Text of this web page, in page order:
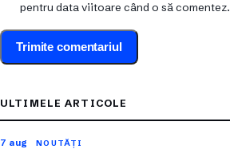
pentru data viitoare când o să comentez.
ULTIMELE ARTICOLE
7 aug NOUTĂȚI